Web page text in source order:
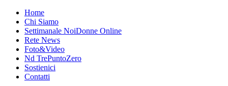
Home
Chi Siamo
Settimanale NoiDonne Online
Rete News
Foto&Video
Nd TrePuntoZero
Sostienici
Contatti